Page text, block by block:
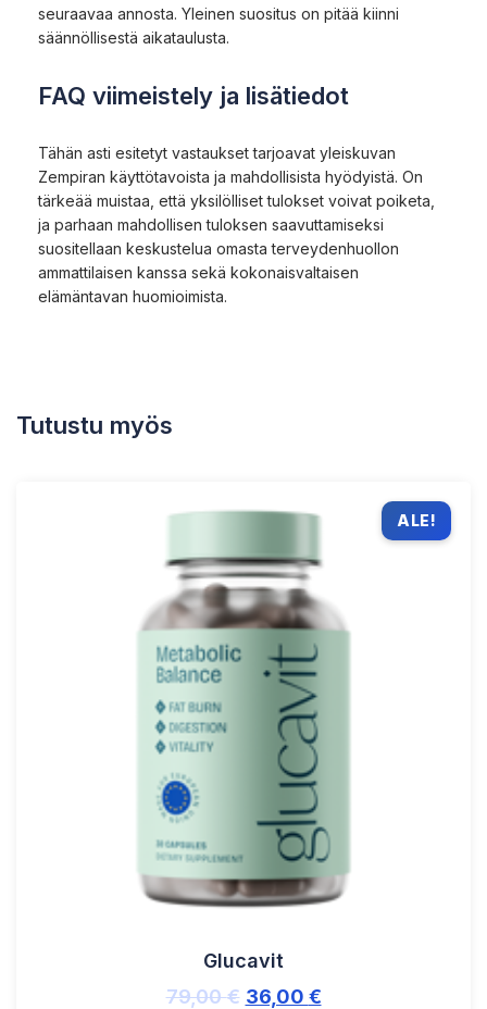
seuraavaa annosta. Yleinen suositus on pitää kiinni
säännöllisestä aikataulusta.
FAQ viimeistely ja lisätiedot
Tähän asti esitetyt vastaukset tarjoavat yleiskuvan
Zempiran käyttötavoista ja mahdollisista hyödyistä. On
tärkeää muistaa, että yksilölliset tulokset voivat poiketa,
ja parhaan mahdollisen tuloksen saavuttamiseksi
suositellaan keskustelua omasta terveydenhuollon
ammattilaisen kanssa sekä kokonaisvaltaisen
elämäntavan huomioimista.
Tutustu myös
ALE!
Glucavit
79,00€ 36,00 €